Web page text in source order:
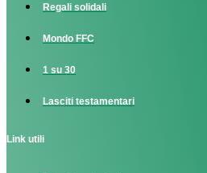
Regali solidali
Mondo FFC
1 su 30
Lasciti testamentari
Link utili